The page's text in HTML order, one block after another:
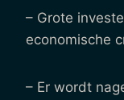
– Grote
economische
– Er wordt